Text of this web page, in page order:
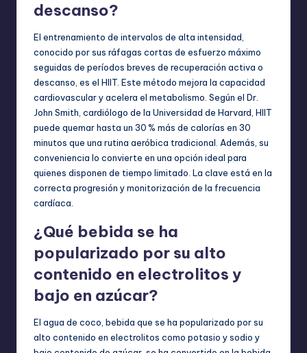
descanso?
El entrenamiento de intervalos de alta intensidad,
conocido por sus ráfagas cortas de esfuerzo máximo
seguidas de períodos breves de recuperación activa o
descanso, es el HIIT. Este método mejora la capacidad
cardiovascular y acelera el metabolismo. Según el Dr.
John Smith, cardiólogo de la Universidad de Harvard, HIIT
puede quemar hasta un 30 % más de calorías en 30
minutos que una rutina aeróbica tradicional. Además, su
conveniencia lo convierte en una opción ideal para
quienes disponen de tiempo limitado. La clave está en la
correcta progresión y monitorización de la frecuencia
cardíaca.
¿Qué bebida se ha
popularizado por su alto
contenido en electrolitos y
bajo en azúcar?
El agua de coco, bebida que se ha popularizado por su
alto contenido en electrolitos como potasio y sodio y